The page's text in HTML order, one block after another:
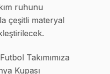
ruhunu
çeşitli materyal
Takımımıza
Kupası